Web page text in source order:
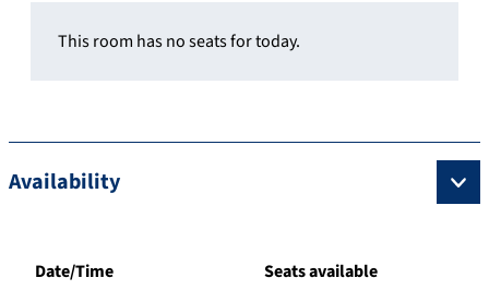
This room has no seats for today.
Availability
Date/Time Seats available